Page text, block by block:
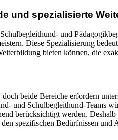
und spezialisierte
und
Diese Spezialisierung
bieten können, die
beide Bereiche erfordern
und Schulbegleithund-Teams
berücksichtigt werden.
spezifischen Bedürfnissen